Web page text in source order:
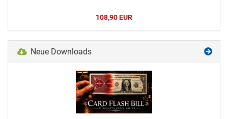
108,90 EUR
Neue Downloads